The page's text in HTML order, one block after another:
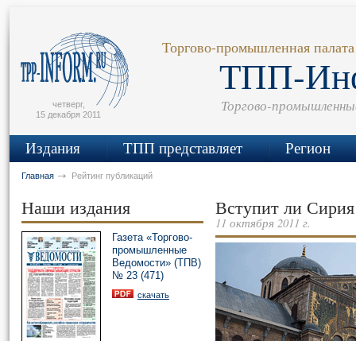
четверг,
15 декабря 2011
Торгово-промышленная
ТПП-
Торгово-
Издания ТПП представляет Регион
Главная Рейтинг публикаций
Наши издания
Газета «Торгово-
промышленные
Ведомости» (ТПВ)
№ 23 (471)
скачать
Вступит ли
11 октября 2011 г.